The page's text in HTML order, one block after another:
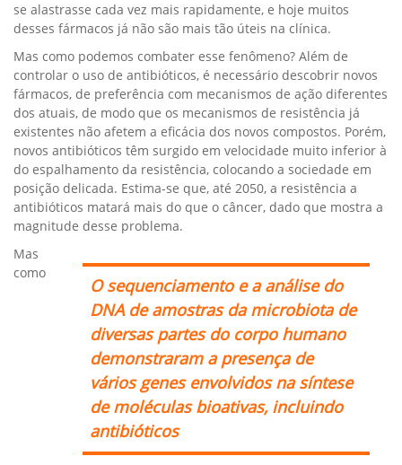
se alastrasse cada vez mais rapidamente, e hoje muitos
desses fármacos já não são mais tão úteis na clínica.
Mas como podemos combater esse fenômeno? Além de
controlar o uso de antibióticos, é necessário descobrir novos
fármacos, de preferência com mecanismos de ação diferentes
dos atuais, de modo que os mecanismos de resistência já
existentes não afetem a eficácia dos novos compostos. Porém,
novos antibióticos têm surgido em velocidade muito inferior à
do espalhamento da resistência, colocando a sociedade em
posição delicada. Estima-se que, até 2050, a resistência a
antibióticos matará mais do que o câncer, dado que mostra a
magnitude desse problema.
O sequenciamento e a análise do
DNA de amostras da microbiota de
diversas partes do corpo humano
demonstraram a presença de
vários genes envolvidos na síntese
de moléculas bioativas, incluindo
antibióticos
Mas
como